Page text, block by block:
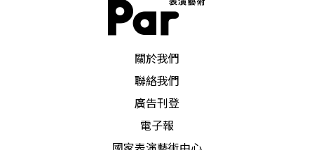
關於我們
聯絡我們
廣告刊登
電子報